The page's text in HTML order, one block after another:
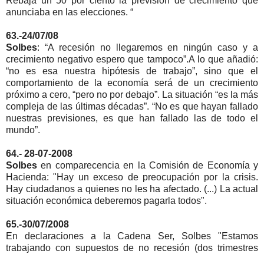
anunciaba en las elecciones. “
63.-24/07/08
Solbes: “A recesión no llegaremos en ningún caso y a
crecimiento negativo espero que tampoco”.A lo que añadió:
“no es esa nuestra hipótesis de trabajo”, sino que el
comportamiento de la economía será de un crecimiento
próximo a cero, “pero no por debajo”. La situación “es la más
compleja de las últimas décadas”. “No es que hayan fallado
nuestras previsiones, es que han fallado las de todo el
mundo”.
64.- 28-07-2008
Solbesen comparecencia en la Comisión de Economía y
Hacienda: "Hay un exceso de preocupación por la crisis.
Hay ciudadanos a quienes no les ha afectado. (...) La actual
situación económica deberemos pagarla todos".
65.-30/07/2008
En declaraciones a la Cadena Ser, Solbes "Estamos
trabajando con supuestos de no recesión (dos trimestres